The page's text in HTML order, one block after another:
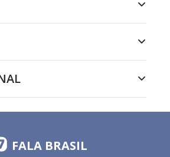
FALA BRASIL